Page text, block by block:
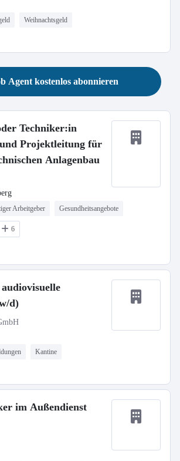
Weihnachtsgeld
Agent kostenlos abonnieren
Techniker:in
Projektleitung für
Anlagenbau
Arbeitgeber Gesundheitsangebote
6
d)
Kantine
im Außendienst